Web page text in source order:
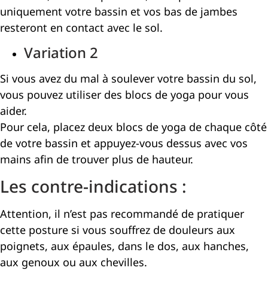
uniquement votre bassin et vos bas de jambes
resteront en contact avec le sol.
Variation 2
Si vous avez du mal à soulever votre bassin du sol,
vous pouvez utiliser des blocs de yoga pour vous
aider.
Pour cela, placez deux blocs de yoga de chaque côté
de votre bassin et appuyez-vous dessus avec vos
mains afin de trouver plus de hauteur.
Les contre-indications :
Attention, il n’est pas recommandé de pratiquer
cette posture si vous souffrez de douleurs aux
poignets, aux épaules, dans le dos, aux hanches,
aux genoux ou aux chevilles.